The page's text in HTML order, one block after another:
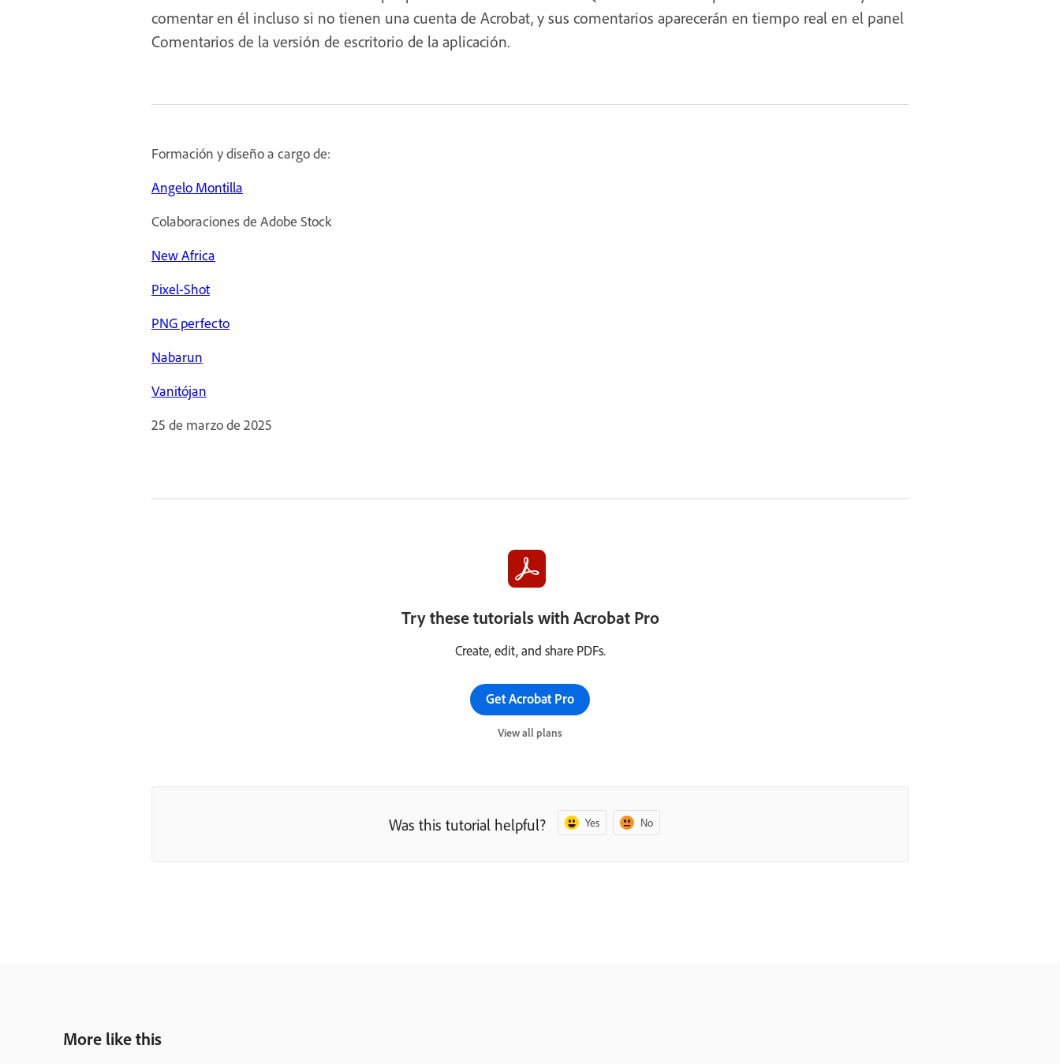
comentar en él incluso si no tienen una cuenta de Acrobat, y sus comentarios aparecerán en tiempo real en el panel
Comentarios de la versión de escritorio de la aplicación.
Formación y diseño a cargo de:
Angelo Montilla
Colaboraciones de Adobe Stock
New Africa
Pixel-Shot
PNG perfecto
Nabarun
Vanitójan
25 de marzo de 2025
Try these tutorials with Acrobat Pro
Create, edit, and share PDFs.
Get Acrobat Pro
View all plans
Was this tutorial helpful? Yes No
More like this